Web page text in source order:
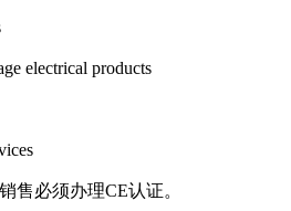
electrical products
售必须办理CE认证。